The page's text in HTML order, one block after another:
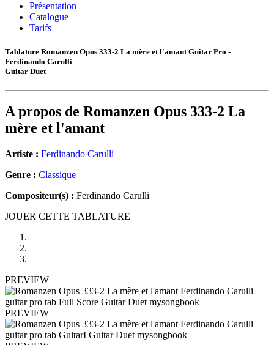
Présentation
Catalogue
Tarifs
Tablature Romanzen Opus 333-2 La mère et l'amant Guitar Pro -
Ferdinando Carulli
Guitar Duet
A propos de Romanzen Opus 333-2 La
mère et l'amant
Artiste : Ferdinando Carulli
Genre : Classique
Compositeur(s) : Ferdinando Carulli
JOUER CETTE TABLATURE
PREVIEW
PREVIEW